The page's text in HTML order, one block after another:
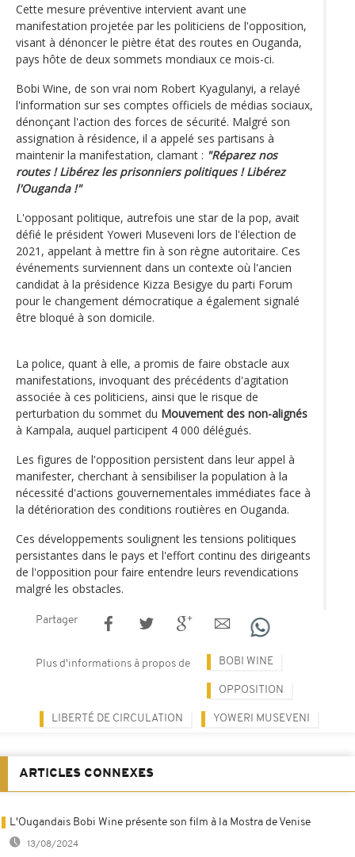
Cette mesure préventive intervient avant une
manifestation projetée par les politiciens de l'opposition,
visant à dénoncer le piètre état des routes en Ouganda,
pays hôte de deux sommets mondiaux ce mois-ci.
Bobi Wine, de son vrai nom Robert Kyagulanyi, a relayé
l'information sur ses comptes officiels de médias sociaux,
dénonçant l'action des forces de sécurité. Malgré son
assignation à résidence, il a appelé ses partisans à
maintenir la manifestation, clamant : "Réparez nos
routes ! Libérez les prisonniers politiques ! Libérez
l'Ouganda !"
L'opposant politique, autrefois une star de la pop, avait
défié le président Yoweri Museveni lors de l'élection de
2021, appelant à mettre fin à son règne autoritaire. Ces
événements surviennent dans un contexte où l'ancien
candidat à la présidence Kizza Besigye du parti Forum
pour le changement démocratique a également signalé
être bloqué à son domicile.
La police, quant à elle, a promis de faire obstacle aux
manifestations, invoquant des précédents d'agitation
associée à ces politiciens, ainsi que le risque de
perturbation du sommet du Mouvement des non-alignés
à Kampala, auquel participent 4 000 délégués.
Les figures de l'opposition persistent dans leur appel à
manifester, cherchant à sensibiliser la population à la
nécessité d'actions gouvernementales immédiates face à
la détérioration des conditions routières en Ouganda.
Ces développements soulignent les tensions politiques
persistantes dans le pays et l'effort continu des dirigeants
de l'opposition pour faire entendre leurs revendications
malgré les obstacles.
Partager
Plus d'informations à propos de BOBI WINE
OPPOSITION
LIBERTÉ DE CIRCULATION YOWERI MUSEVENI
ARTICLES CONNEXES
L'Ougandais Bobi Wine présente son film à la Mostra de Venise
13/08/2024